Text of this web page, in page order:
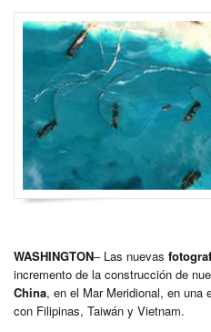
WASHINGTON– Las nuevas
incremento de la construcción de
China, en el Mar Meridional, en una
con Filipinas, Taiwán y Vietnam.